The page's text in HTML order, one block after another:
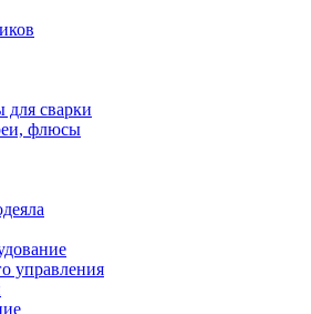
для сварки
флюсы
управления